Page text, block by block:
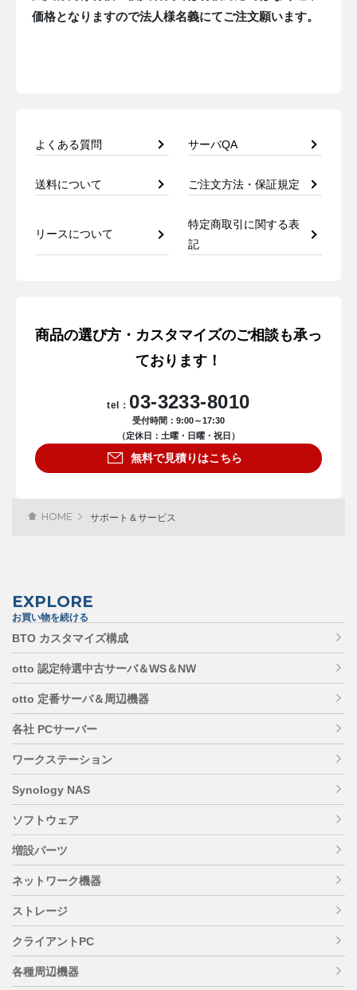
価格となりますので法人様名義にてご注文願います。
よくある質問 サーバQA
送料について ご注文方法・保証規定
リースについて
特定商取引に関する表
記
商品の選び方・カスタマイズのご相談も承っ
ております！
tel： 03-3233-8010
受付時間：9:00～17:30
（定休日：土曜・日曜・祝日）
無料で見積りはこちら
HOME サポート＆サービス
EXPLORE
お買い物を続ける
BTO カスタマイズ構成
otto 認定特選中古サーバ＆WS＆NW
otto 定番サーバ＆周辺機器
各社 PCサーバー
ワークステーション
Synology NAS
ソフトウェア
増設パーツ
ネットワーク機器
ストレージ
クライアントPC
各種周辺機器